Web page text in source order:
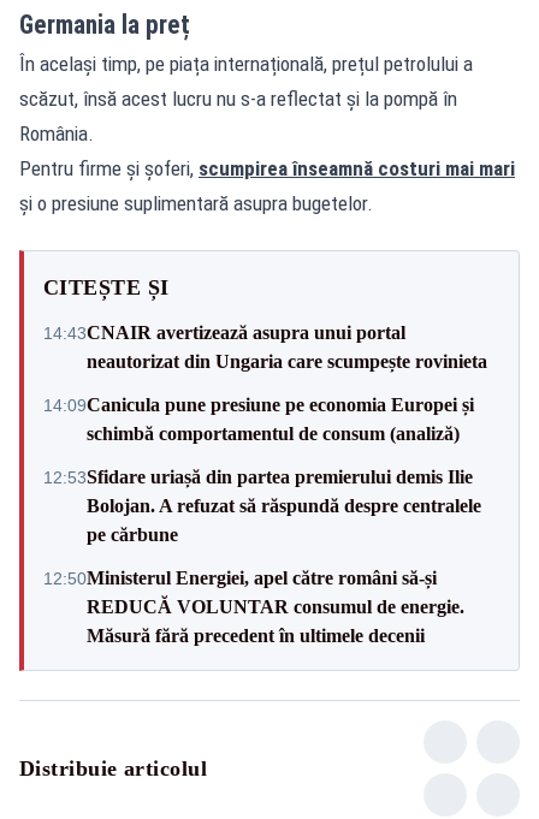
Germania la preț
În același timp, pe piața internațională, prețul petrolului a
scăzut, însă acest lucru nu s-a reflectat și la pompă în
România.
Pentru firme și șoferi, scumpirea înseamnă costuri mai mari
și o presiune suplimentară asupra bugetelor.
CITEȘTE ȘI
14:43CNAIR avertizează asupra unui portal
neautorizat din Ungaria care scumpește rovinieta
14:09Canicula pune presiune pe economia Europei și
schimbă comportamentul de consum (analiză)
12:53Sfidare uriașă din partea premierului demis Ilie
Bolojan. A refuzat să răspundă despre centralele
pe cărbune
12:50Ministerul Energiei, apel către români să-și
REDUCĂ VOLUNTAR consumul de energie.
Măsură fără precedent în ultimele decenii
Distribuie articolul